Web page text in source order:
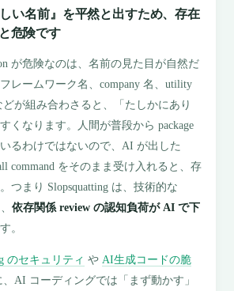
い名前』を平然と出すため、存在
危険です
が危険なのは、名前の見た目が自然だ
レームワーク名、company 名、utility
どが組み合わさると、「たしかにあり
くなります。人間が普段から package
るわけではないので、AI が出した
command をそのまま受け入れると、存
つまり Slopsquatting は、技術的な
依存関係 review の認知負荷が AI で下
。
のセキュリティ やAI生成コードの脆
AI コーディングでは「まず動かす」